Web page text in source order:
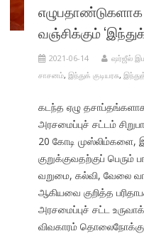
வஞ்சிக்கும் ‘இந்துக்
2021-06-14 ஷர்ஜீல்
சாசனம், இந்துக் குடியரசு,
கடந்த ஏழு
அரசமைப்புச் சட்டம்
20 கோடி முஸ்லிம்களை,
குறுக்குவதற்குப் பெரும்
வறுமை, கல்வி, வேலை
ஆகியவை குறித்த
அரசமைப்புச் சட்ட
விவகாரம்